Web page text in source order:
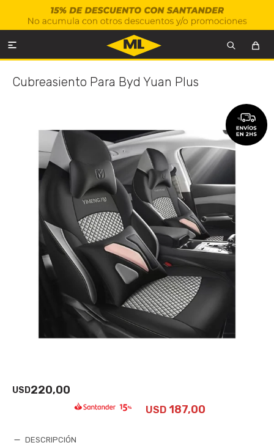

Cubreasiento Para Byd Yuan Plus
USD220,00
USD 187,00
DESCRIPCIÓN